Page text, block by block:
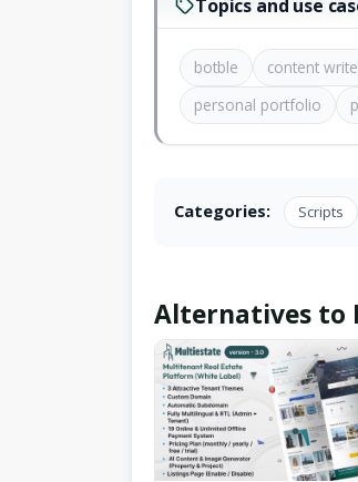
Topics and use
botble content
personal portfolio
Categories: Scripts
Alternatives to